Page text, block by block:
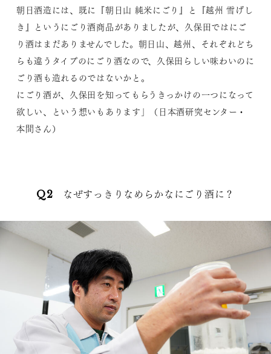
朝日酒造には、既に『朝日山 純米にごり 』と『越州 雪げし
き 』というにごり酒商品がありましたが、久保田ではにご
り酒はまだありませんでした。朝日山、越州、それぞれどち
らも違うタイプのにごり酒なので、久保田らしい味わいのに
ごり酒も造れるのではないかと。
にごり酒が、久保田を知ってもらうきっかけの一つになって
欲しい、という想いもあります」（日本酒研究センター・
本間さん）
Q2 なぜすっきりなめらかなにごり酒に？